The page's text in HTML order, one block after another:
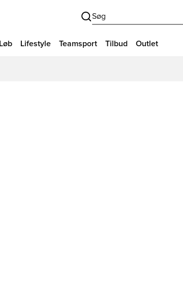
Søg
Løb Lifestyle Teamsport Tilbud Outlet